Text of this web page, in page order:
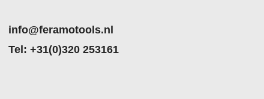
info@feramotools.nl
Tel: +31(0)320 253161